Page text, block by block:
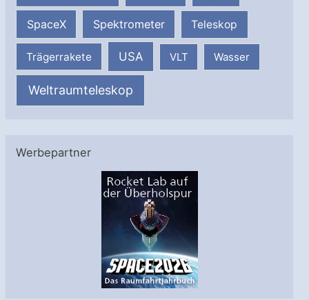
SpaceX Spektrometer Teleskop
Trägerrakete USA VLT Wasser
Weltraumteleskop
Werbepartner